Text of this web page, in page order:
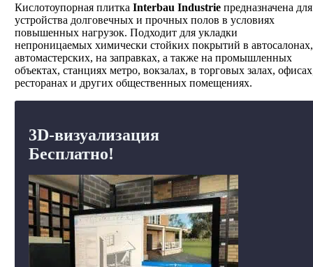
Кислотоупорная плитка Interbau Industrieпредназначена для
устройства долговечных и прочных полов в условиях
повышенных нагрузок. Подходит для укладки
непроницаемых химически стойких покрытий в автосалонах,
автомастерских, на заправках, а также на промышленных
объектах, станциях метро, вокзалах, в торговых залах,
ресторанах и других общественных помещениях.
3D-визуализация
Бесплатно!